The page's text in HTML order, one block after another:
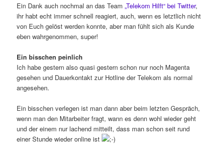
Ein Dank auch nochmal an das Team„Telekom Hilft“ bei Twitter,
ihr habt echt immer schnell reagiert, auch, wenn es letztlich nicht
von Euch gelöst werden konnte, aber man fühlt sich als Kunde
eben wahrgenommen, super!
Ein bisschen peinlich
Ich habe gestern also quasi gestern schon nur noch Magenta
gesehen und Dauerkontakt zur Hotline der Telekom als normal
angesehen.
Ein bisschen verlegen ist man dann aber beim letzten Gespräch,
wenn man den Mitarbeiter fragt, wann es denn wohl wieder geht
und der einem nur lachend mitteilt, dass man schon seit rund
einer Stunde wieder online ist